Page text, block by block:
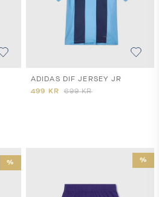
ADIDAS DIF JERSEY JR
499 KR 699 KR
% %